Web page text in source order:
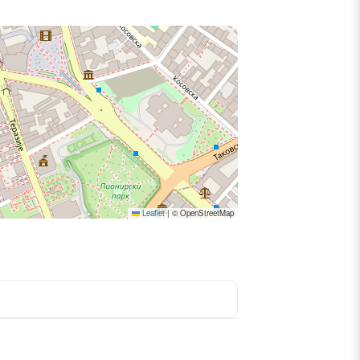
Leaflet | © OpenStreetMap